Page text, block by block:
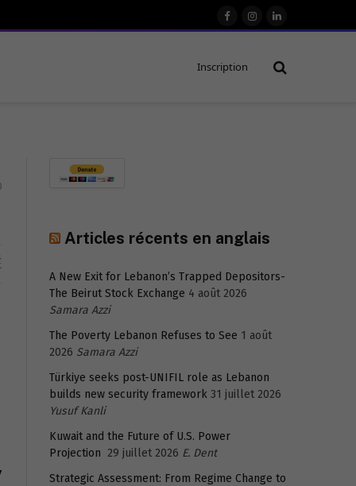
FacebookInstagram
LinkedIn
Inscription
Articles récents en anglais
A New Exit for Lebanon’s Trapped Depositors-
The Beirut Stock Exchange 4 août 2026
Samara Azzi
The Poverty Lebanon Refuses to See 1 août
2026 Samara Azzi
Türkiye seeks post-UNIFIL role as Lebanon
builds new security framework 31 juillet 2026
Yusuf Kanli
Kuwait and the Future of U.S. Power
Projection 29 juillet 2026 E. Dent
Strategic Assessment: From Regime Change to